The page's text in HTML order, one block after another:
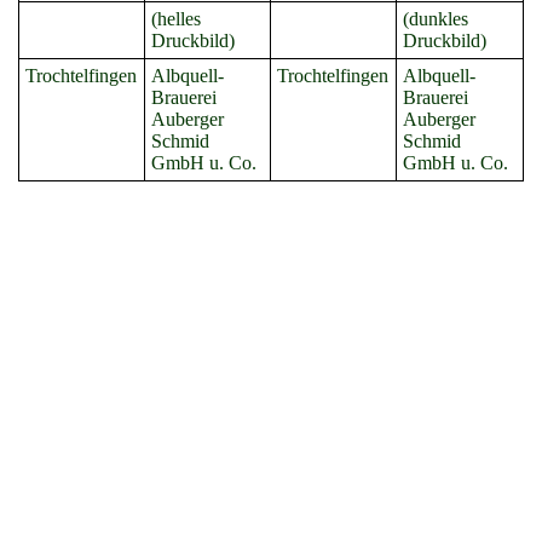
(helles
Druckbild)
(dunkles
Druckbild)
Trochtelfingen
Albquell-
Brauerei
Auberger
Schmid
GmbH u. Co.
Trochtelfingen
Albquell-
Brauerei
Auberger
Schmid
GmbH u. Co.